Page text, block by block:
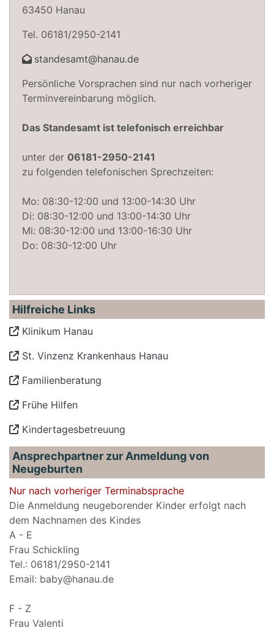
63450 Hanau
Tel. 06181/2950-2141
standesamt@hanau.de
Persönliche Vorsprachen sind nur nach vorheriger
Terminvereinbarung möglich.
Das Standesamt ist telefonisch erreichbar
unter der 06181-2950-2141
zu folgenden telefonischen Sprechzeiten:
Mo: 08:30-12:00 und 13:00-14:30 Uhr
Di: 08:30-12:00 und 13:00-14:30 Uhr
Mi: 08:30-12:00 und 13:00-16:30 Uhr
Do: 08:30-12:00 Uhr
Hilfreiche Links
Klinikum Hanau
St. Vinzenz Krankenhaus Hanau
Familienberatung
Frühe Hilfen
Kindertagesbetreuung
Ansprechpartner zur Anmeldung von
Neugeburten
Nur nach vorheriger Terminabsprache
Die Anmeldung neugeborender Kinder erfolgt nach
dem Nachnamen des Kindes
A - E
Frau Schickling
Tel.: 06181/2950-2141
Email: baby@hanau.de
F - Z
Frau Valenti